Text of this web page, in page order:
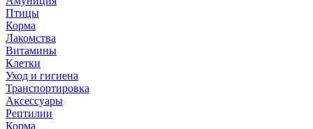
Птицы
Корма
Лакомства
Витамины
Клетки
Уход и гигиена
Транспортировка
Аксессуары
Рептилии
Корма